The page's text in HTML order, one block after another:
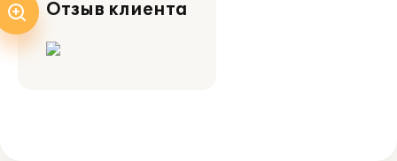
Отзыв клиента